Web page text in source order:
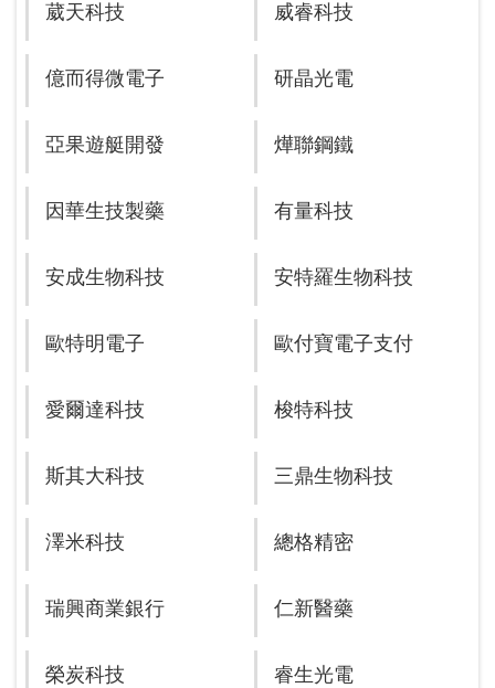
葳天科技 威睿科技
億而得微電子 研晶光電
亞果遊艇開發 燁聯鋼鐵
因華生技製藥 有量科技
安成生物科技 安特羅生物科技
歐特明電子 歐付寶電子支付
愛爾達科技 梭特科技
斯其大科技 三鼎生物科技
澤米科技 總格精密
瑞興商業銀行 仁新醫藥
榮炭科技 睿生光電